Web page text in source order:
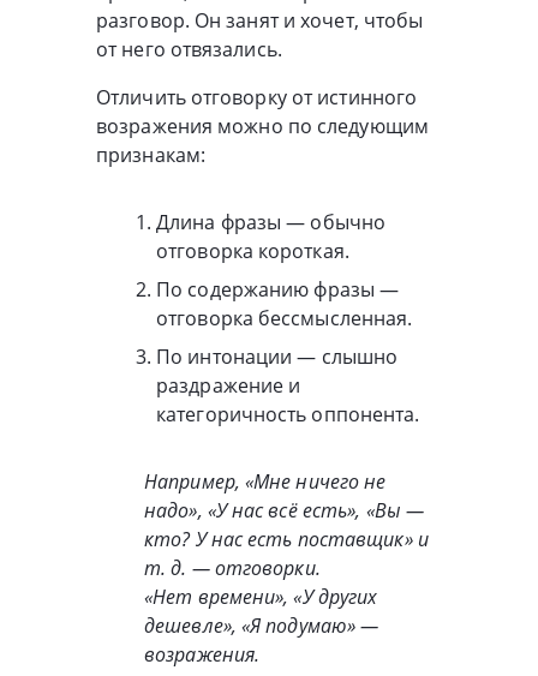
разговор. Он занят и хочет, чтобы
от него отвязались.
Отличить отговорку от истинного
возражения можно по следующим
признакам:
Длина фразы — обычно
отговорка короткая.
По содержанию фразы —
отговорка бессмысленная.
По интонации — слышно
раздражение и
категоричность оппонента.
Например, «Мне ничего не
надо», «У нас всё есть», «Вы —
кто? У нас есть поставщик» и
т. д. — отговорки.
«Нет времени», «У других
дешевле», «Я подумаю» —
возражения.